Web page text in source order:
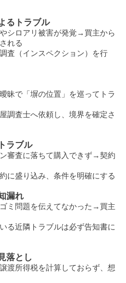
るトラブル
シロアリ被害が発覚→買主から
れる
査（インスペクション）を行
昧で「塀の位置」を巡ってトラ
調査士へ依頼し、境界を確定さ
ラブル
審査に落ちて購入できず→契約
に盛り込み、条件を明確にする
漏れ
ミ問題を伝えてなかった→買主
る近隣トラブルは必ず告知書に
落とし
渡所得税を計算しておらず、想